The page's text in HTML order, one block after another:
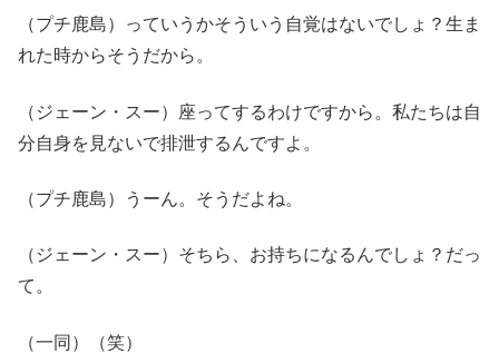
（プチ鹿島）っていうかそういう自覚はないでしょ？生ま
れた時からそうだから。
（ジェーン・スー）座ってするわけですから。私たちは自
分自身を見ないで排泄するんですよ。
（プチ鹿島）うーん。そうだよね。
（ジェーン・スー）そちら、お持ちになるんでしょ？だっ
て。
（一同）（笑）